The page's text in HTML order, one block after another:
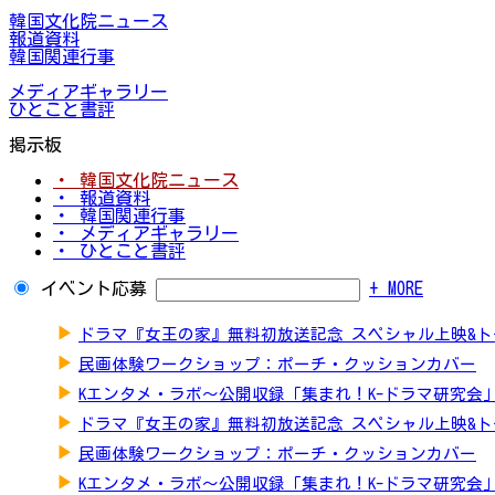
韓国文化院ニュース
報道資料
韓国関連行事
メディアギャラリー
ひとこと書評
掲示板
・ 韓国文化院ニュース
・ 報道資料
・ 韓国関連行事
・ メディアギャラリー
・ ひとこと書評
イベント応募 + MORE
▶ ドラマ『女王の家』無料初放送記念 スペシャル上映&
▶ 民画体験ワークショップ：ポーチ・クッションカバー
▶ Kエンタメ・ラボ～公開収録「集まれ！K-ドラマ研究会」
▶ ドラマ『女王の家』無料初放送記念 スペシャル上映&
▶ 民画体験ワークショップ：ポーチ・クッションカバー
▶ Kエンタメ・ラボ～公開収録「集まれ！K-ドラマ研究会」